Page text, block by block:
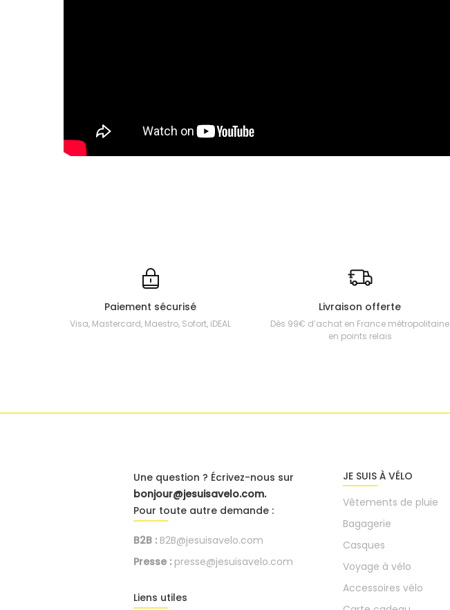
Paiement sécurisé
Visa, Mastercard, Maestro, Sofort, iDEAL
Livraison offerte
Dès 99€ d’achat en France métropolitaine
en points relais
Une question ? Écrivez-nous sur
bonjour@jesuisavelo.com.
Pour toute autre demande :
B2B : B2B@jesuisavelo.com
Presse : presse@jesuisavelo.com
Liens utiles
JE SUIS À VÉLO
Vêtements de pluie
Bagagerie
Casques
Voyage à vélo
Accessoires vélo